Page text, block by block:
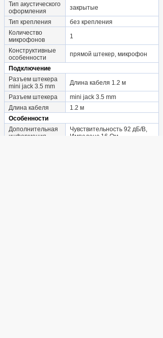
Тип акустического
оформления
закрытые
Тип крепления
без крепления
Количество
микрофонов
1
Конструктивные
особенности
прямой штекер, микрофон
Подключение
Разъем штекера
mini jack 3.5 mm
Длина кабеля 1.2 м
Разъем штекера
mini jack 3.5 mm
Длина кабеля
1.2 м
Особенности
Дополнительная
информация
Чувствительность 92 дБ/В,
Импеданс 16 Ом